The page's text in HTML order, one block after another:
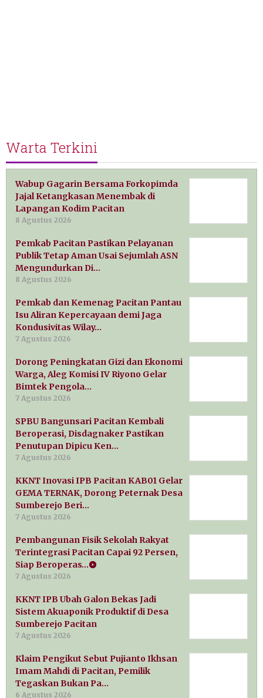
Warta Terkini
Wabup Gagarin Bersama Forkopimda
Jajal Ketangkasan Menembak di
Lapangan Kodim Pacitan
8 Agustus 2026
Pemkab Pacitan Pastikan Pelayanan
Publik Tetap Aman Usai Sejumlah ASN
Mengundurkan Di…
8 Agustus 2026
Pemkab dan Kemenag Pacitan Pantau
Isu Aliran Kepercayaan demi Jaga
Kondusivitas Wilay…
7 Agustus 2026
Dorong Peningkatan Gizi dan Ekonomi
Warga, Aleg Komisi IV Riyono Gelar
Bimtek Pengola…
7 Agustus 2026
SPBU Bangunsari Pacitan Kembali
Beroperasi, Disdagnaker Pastikan
Penutupan Dipicu Ken…
7 Agustus 2026
KKNT Inovasi IPB Pacitan KAB01 Gelar
GEMA TERNAK, Dorong Peternak Desa
Sumberejo Beri…
7 Agustus 2026
Pembangunan Fisik Sekolah Rakyat
Terintegrasi Pacitan Capai 92 Persen,
Siap Beroperas…
7 Agustus 2026
KKNT IPB Ubah Galon Bekas Jadi
Sistem Akuaponik Produktif di Desa
Sumberejo Pacitan
7 Agustus 2026
Klaim Pengikut Sebut Pujianto Ikhsan
Imam Mahdi di Pacitan, Pemilik
Tegaskan Bukan Pa…
6 Agustus 2026